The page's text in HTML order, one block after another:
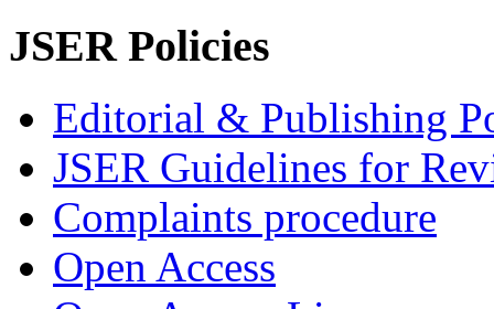
JSER Policies
Editorial & Publishing
JSER Guidelines for
Complaints procedure
Open Access